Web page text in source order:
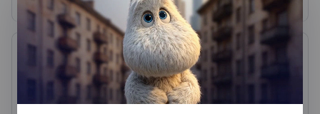
Бато Дабаев
курсов
Эксперт-юрист, руководитель юридической